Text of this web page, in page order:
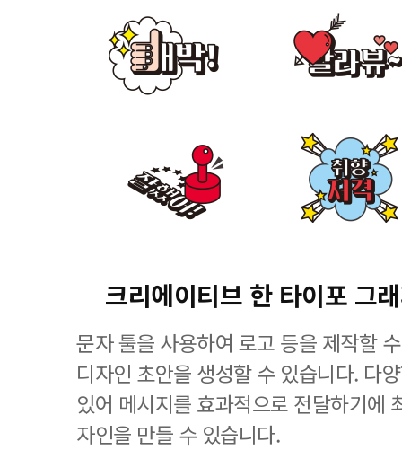
크리에이티브 한 타이포 그
문자 툴을 사용하여 로고 등을 제작할
디자인 초안을 생성할 수 있습니다. 다
있어 메시지를 효과적으로 전달하기에
자인을 만들 수 있습니다.